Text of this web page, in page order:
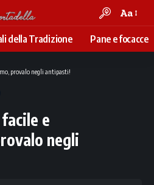
Font
Resizer
Aa
della Tradizione Pane e focacce
provalo negli antipasti!
e
negli